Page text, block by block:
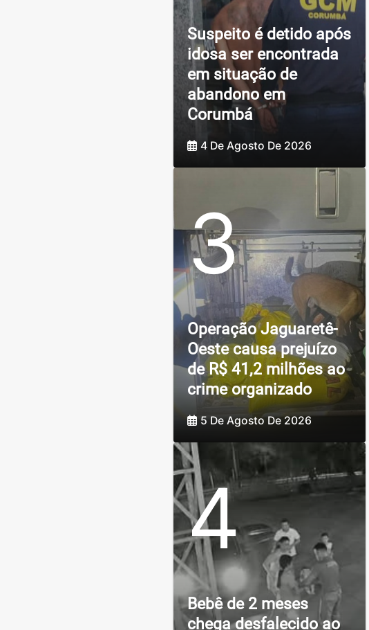
Suspeito é detido após
idosa ser encontrada
em situação de
abandono em
Corumbá
4 De Agosto De 2026
3
Operação Jaguaretê-
Oeste causa prejuízo
de R$ 41,2 milhões ao
crime organizado
5 De Agosto De 2026
4
Bebê de 2 meses
chega desfalecido ao